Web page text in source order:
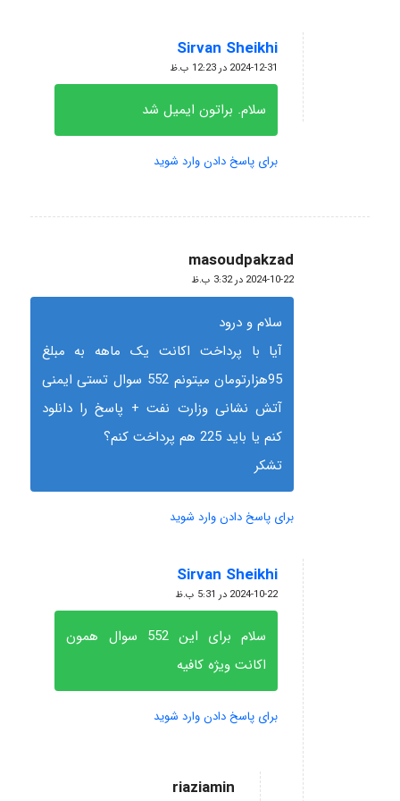
Sirvan Sheikhi
گفته:
2024-12-31 در 12:23 ب.ظ
سلام. براتون ایمیل شد
برای پاسخ دادن وارد شوید
masoudpakzad
گفته:
2024-10-22 در 3:32 ب.ظ
سلام و درود
آیا با پرداخت اکانت یک ماهه به مبلغ
95هزارتومان میتونم 552 سوال تستی ایمنی
آتش نشانی وزارت نفت + پاسخ را دانلود
کنم یا باید 225 هم پرداخت کنم؟
تشکر
برای پاسخ دادن وارد شوید
Sirvan Sheikhi
گفته:
2024-10-22 در 5:31 ب.ظ
سلام برای این 552 سوال همون
اکانت ویژه کافیه
برای پاسخ دادن وارد شوید
riaziamin